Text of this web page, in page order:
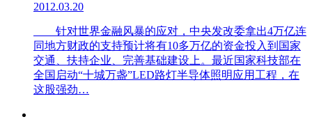
2012.03.20
针对世界金融风暴的应对，中央发改委拿出4万亿连
同地方财政的支持预计将有10多万亿的资金投入到国家
交通、扶持企业、完善基础建设上。最近国家科技部在
全国启动“十城万盏”LED路灯半导体照明应用工程，在
这股强劲…